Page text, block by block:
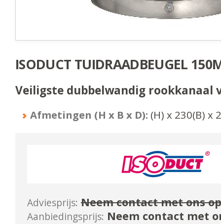
ISODUCT TUIDRAADBEUGEL
Veiligste dubbelwandig rookkanaal
Afmetingen (H x B x D): (H) x 230(B) x
Adviesprijs: Neem contact met ons
Aanbiedingsprijs: Neem contact met